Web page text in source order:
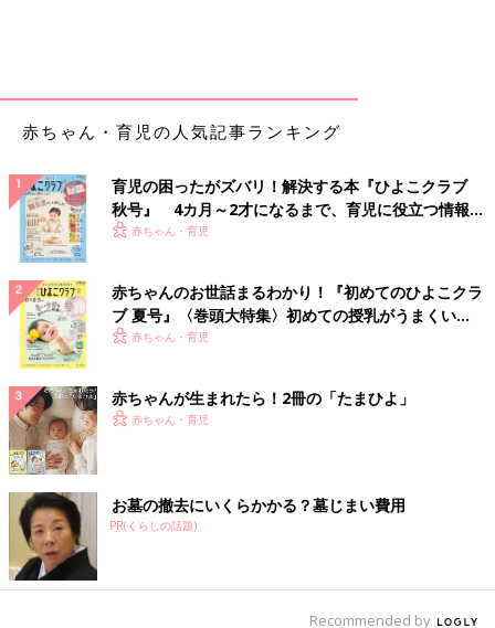
赤ちゃん・育児の人気記事ランキング
育児の困ったがズバリ！解決する本『ひよこクラブ
秋号』 4カ月～2才になるまで、育児に役立つ情報が
いっぱい！
赤ちゃん・育児
赤ちゃんのお世話まるわかり！『初めてのひよこクラ
ブ 夏号』〈巻頭大特集〉初めての授乳がうまくい
く！ おっぱい・ミルクの基本と夏のトラブル 解決テ
赤ちゃん・育児
赤ちゃんが生まれたら！2冊の「たまひよ」
赤ちゃん・育児
お墓の撤去にいくらかかる？墓じまい費用
PR(くらしの話題)
Recommended by